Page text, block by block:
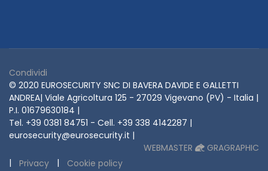
Condividi
© 2020 EUROSECURITY SNC DI BAVERA DAVIDE E GALLETTI
ANDREA| Viale Agricoltura 125 - 27029 Vigevano (PV) - Italia |
P.I. 01679630184 |
Tel. +39 0381 84751 - Cell. +39 338 4142287 |
eurosecurity@eurosecurity.it |
WEBMASTER
GRAGRAPHIC
|
Privacy | Cookie policy